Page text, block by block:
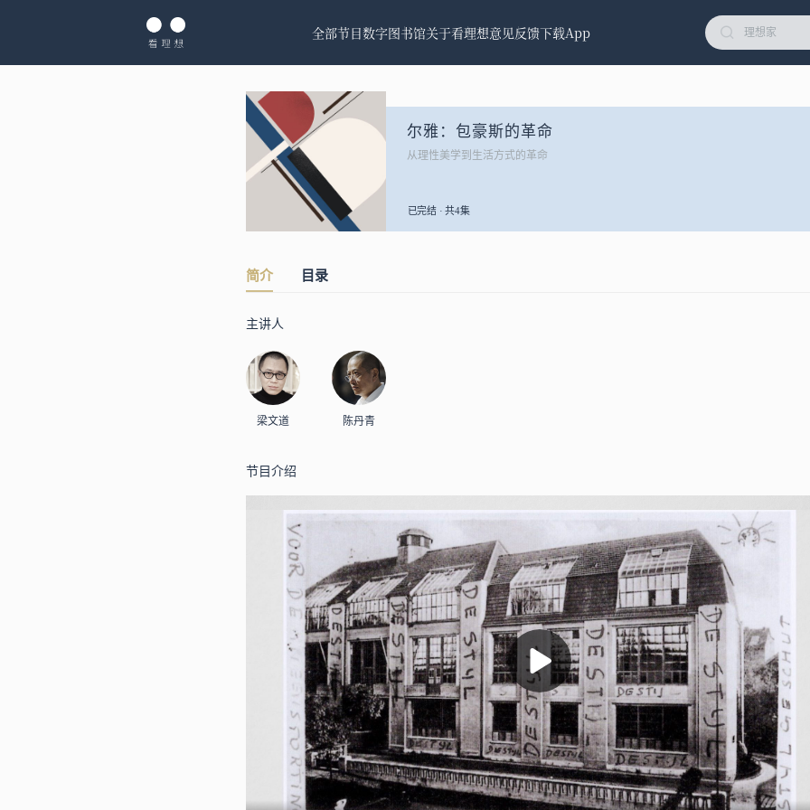
全部节目数字图书馆关于看理想意见反馈下载App
尔雅：包豪斯的革命
从理性美学到生活方式的革命
已完结 · 共4集
简介 目录
主讲人
梁文道 陈丹青
节目介绍